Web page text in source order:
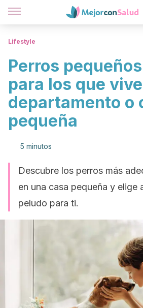
Lifestyle
Perros
para los que
departamento o
pequeña
5 minutos
Descubre los perros más
en una casa pequeña y elige
peludo para ti.